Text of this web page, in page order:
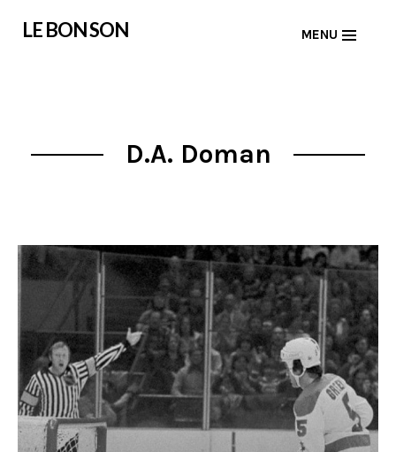
LE BON SON MENU
D.A. Doman